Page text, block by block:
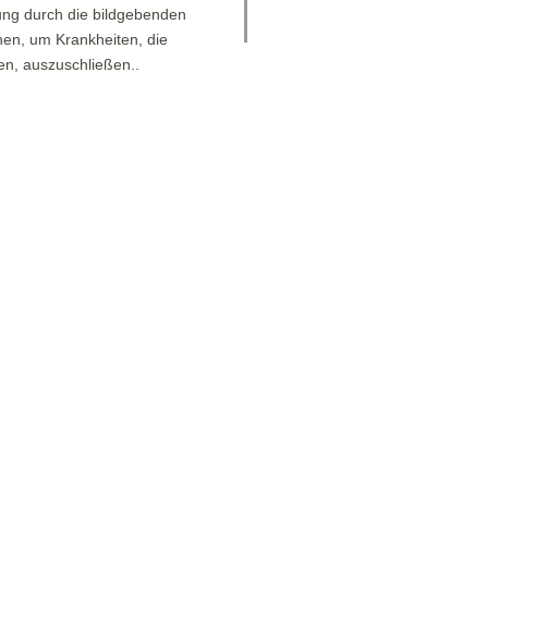
durch die bildgebenden
um Krankheiten, die
auszuschließen..